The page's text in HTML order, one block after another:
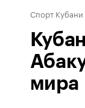
Спорт Кубани
мира